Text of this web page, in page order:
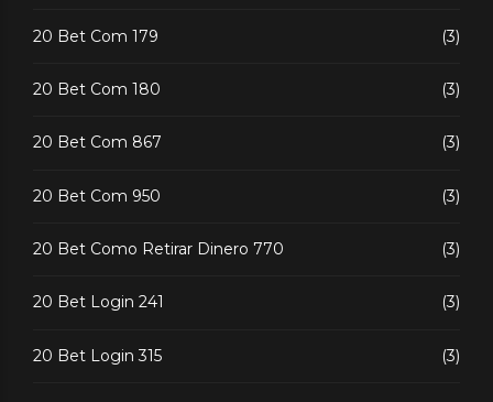
20 Bet Com 179 (3)
20 Bet Com 180 (3)
20 Bet Com 867 (3)
20 Bet Com 950 (3)
20 Bet Como Retirar Dinero 770 (3)
20 Bet Login 241 (3)
20 Bet Login 315 (3)